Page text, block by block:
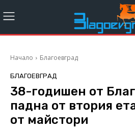
Начало Благоевград
БЛАГОЕВГРАД
38-годишен от
падна от втория
от майстори